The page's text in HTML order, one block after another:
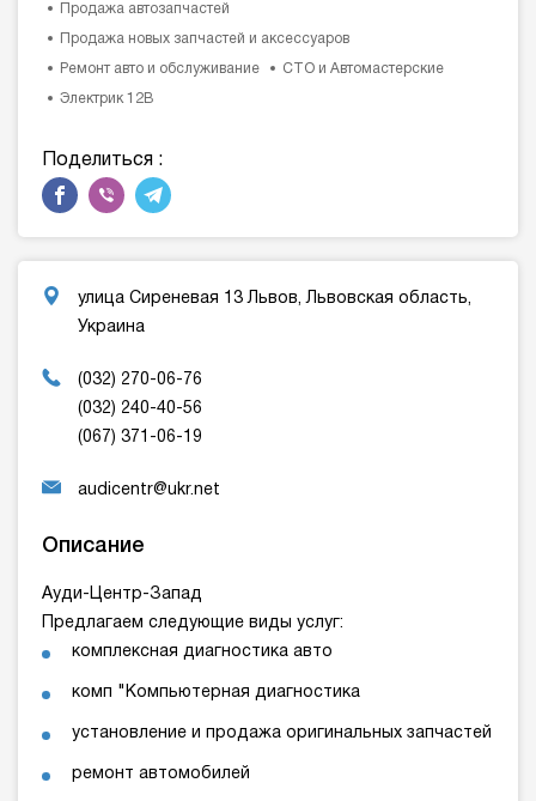
Продажа автозапчастей
Продажа новых запчастей и аксессуаров
Ремонт авто и обслуживание СТО и Автомастерские
Электрик 12В
Поделиться :
улица Сиреневая 13 Львов, Львовская область,
Украина
(032) 270-06-76
(032) 240-40-56
(067) 371-06-19
audicentr@ukr.net
Описание
Ауди-Центр-Запад
Предлагаем следующие виды услуг:
комплексная диагностика авто
комп "Компьютерная диагностика
установление и продажа оригинальных запчастей
ремонт автомобилей